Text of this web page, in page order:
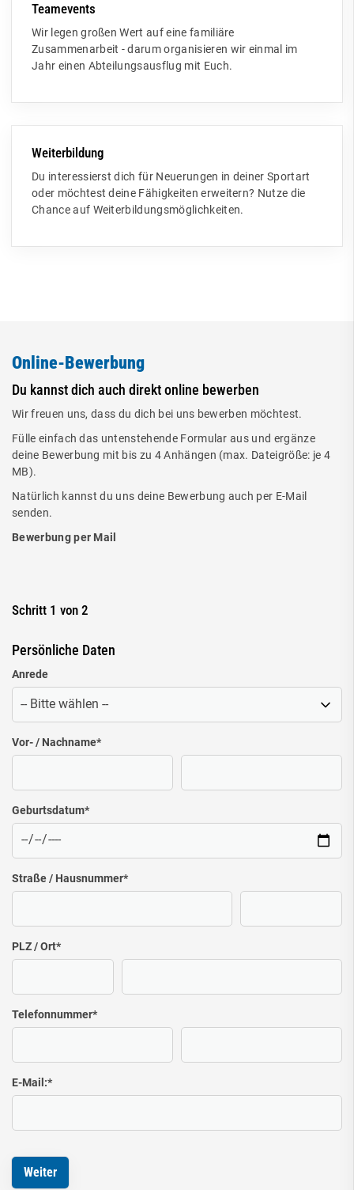
Teamevents
Wir legen großen Wert auf eine familiäre
Zusammenarbeit - darum organisieren wir einmal im
Jahr einen Abteilungsausflug mit Euch.
Weiterbildung
Du interessierst dich für Neuerungen in deiner Sportart
oder möchtest deine Fähigkeiten erweitern? Nutze die
Chance auf Weiterbildungsmöglichkeiten.
Online-Bewerbung
Du kannst dich auch direkt online bewerben
Wir freuen uns, dass du dich bei uns bewerben möchtest.
Fülle einfach das untenstehende Formular aus und ergänze
deine Bewerbung mit bis zu 4 Anhängen (max. Dateigröße: je 4
MB).
Natürlich kannst du uns deine Bewerbung auch per E-Mail
senden.
Bewerbung per Mail
Schritt 1 von 2
Persönliche Daten
Anrede
Vor- / Nachname*
Geburtsdatum*
Straße / Hausnummer*
PLZ / Ort*
Telefonnummer*
E-Mail:*